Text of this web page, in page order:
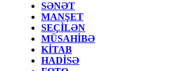
SƏNƏT
MANŞET
SEÇİLƏN
MÜSAHİBƏ
KİTAB
HADİSƏ